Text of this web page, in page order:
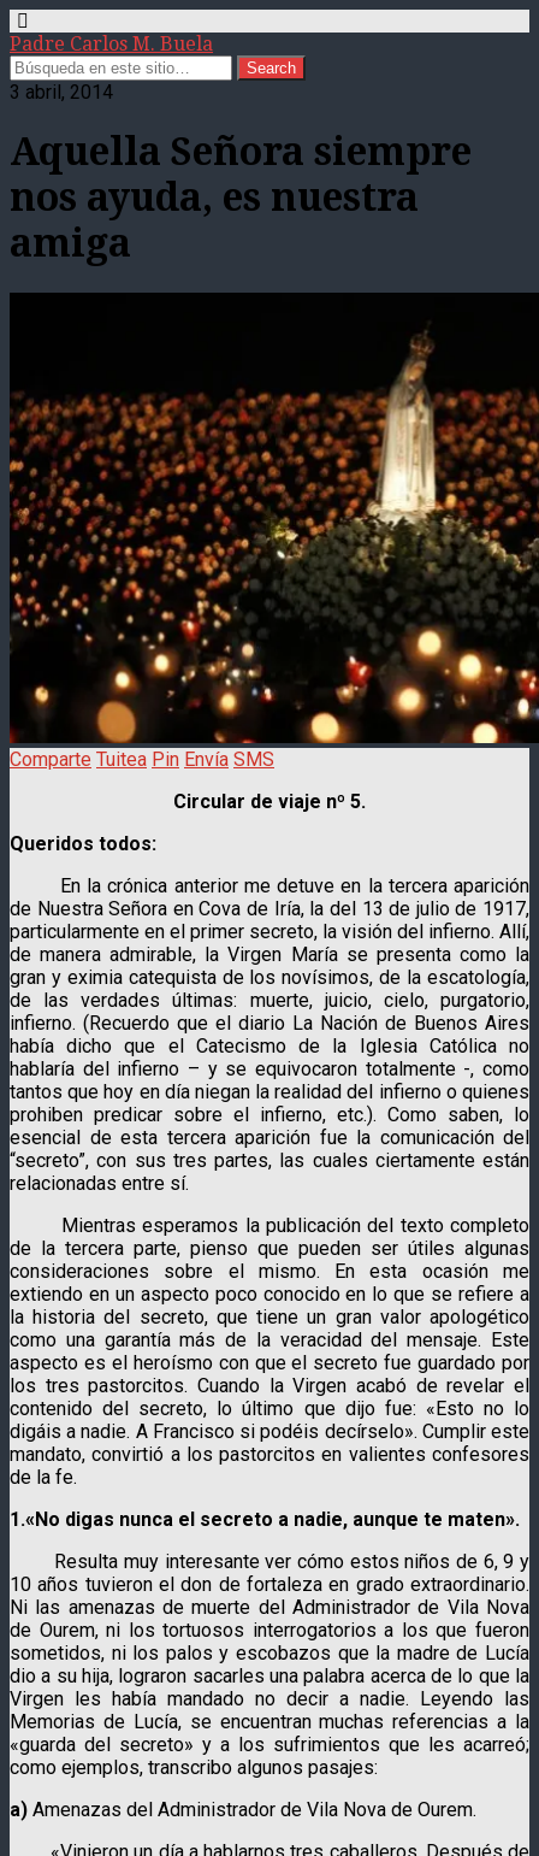
Padre Carlos M. Buela
3 abril, 2014
Aquella Señora siempre
nos ayuda, es nuestra
amiga
Comparte Tuitea Pin Envía SMS
Circular de viaje nº 5.
Queridos todos:
En la crónica anterior me detuve en la tercera aparición
de Nuestra Señora en Cova de Iría, la del 13 de julio de 1917,
particularmente en el primer secreto, la visión del infierno. Allí,
de manera admirable, la Virgen María se presenta como la
gran y eximia catequista de los novísimos, de la escatología,
de las verdades últimas: muerte, juicio, cielo, purgatorio,
infierno. (Recuerdo que el diario La Nación de Buenos Aires
había dicho que el Catecismo de la Iglesia Católica no
hablaría del infierno – y se equivocaron totalmente -, como
tantos que hoy en día niegan la realidad del infierno o quienes
prohiben predicar sobre el infierno, etc.). Como saben, lo
esencial de esta tercera aparición fue la comunicación del
“secreto”, con sus tres partes, las cuales ciertamente están
relacionadas entre sí.
Mientras esperamos la publicación del texto completo
de la tercera parte, pienso que pueden ser útiles algunas
consideraciones sobre el mismo. En esta ocasión me
extiendo en un aspecto poco conocido en lo que se refiere a
la historia del secreto, que tiene un gran valor apologético
como una garantía más de la veracidad del mensaje. Este
aspecto es el heroísmo con que el secreto fue guardado por
los tres pastorcitos. Cuando la Virgen acabó de revelar el
contenido del secreto, lo último que dijo fue: «Esto no lo
digáis a nadie. A Francisco si podéis decírselo». Cumplir este
mandato, convirtió a los pastorcitos en valientes confesores
de la fe.
1.«No digas nunca el secreto a nadie, aunque te maten».
Resulta muy interesante ver cómo estos niños de 6, 9 y
10 años tuvieron el don de fortaleza en grado extraordinario.
Ni las amenazas de muerte del Administrador de Vila Nova
de Ourem, ni los tortuosos interrogatorios a los que fueron
sometidos, ni los palos y escobazos que la madre de Lucía
dio a su hija, lograron sacarles una palabra acerca de lo que la
Virgen les había mandado no decir a nadie. Leyendo las
Memorias de Lucía, se encuentran muchas referencias a la
«guarda del secreto» y a los sufrimientos que les acarreó;
como ejemplos, transcribo algunos pasajes:
a) Amenazas del Administrador de Vila Nova de Ourem.